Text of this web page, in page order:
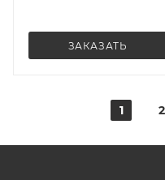
ЗАКАЗАТЬ
1 2